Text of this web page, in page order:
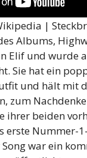
|
Albums,
Elif und wurde
Sie hat ein
und hält mit
zum
ihrer beiden
erste Nummer-
war ein